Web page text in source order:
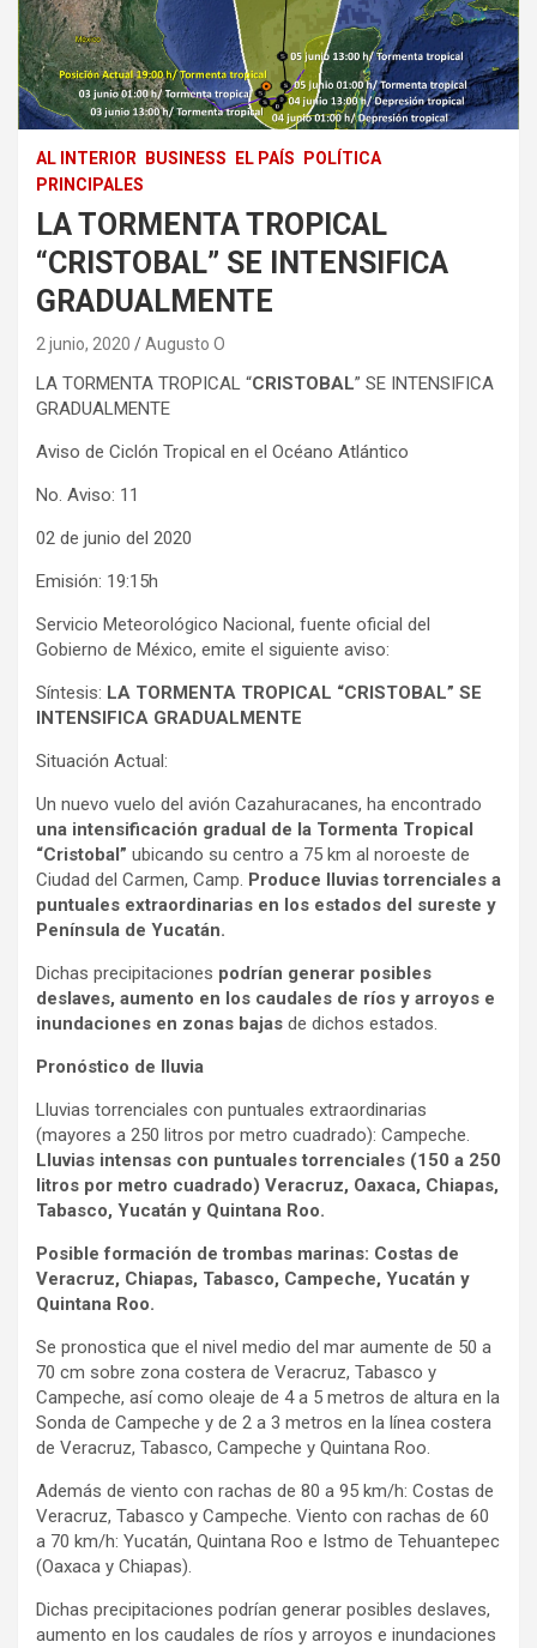
AL INTERIOR BUSINESS EL PAÍS
POLÍTICA
PRINCIPALES
LA TORMENTA TROPICAL
“CRISTOBAL” SE INTENSIFICA
GRADUALMENTE
2 junio, 2020 Augusto O
LA TORMENTA TROPICAL “CRISTOBAL” SE INTENSIFICA
GRADUALMENTE
Aviso de Ciclón Tropical en el Océano Atlántico
No. Aviso: 11
02 de junio del 2020
Emisión: 19:15h
Servicio Meteorológico Nacional, fuente oficial del
Gobierno de México, emite el siguiente aviso:
Síntesis: LA TORMENTA TROPICAL “CRISTOBAL” SE
INTENSIFICA GRADUALMENTE
Situación Actual:
Un nuevo vuelo del avión Cazahuracanes, ha encontrado
una intensificación gradual de la Tormenta Tropical
“Cristobal” ubicando su centro a 75 km al noroeste de
Ciudad del Carmen, Camp. Produce lluvias torrenciales a
puntuales extraordinarias en los estados del sureste y
Península de Yucatán.
Dichas precipitaciones podrían generar posibles
deslaves, aumento en los caudales de ríos y arroyos e
inundaciones en zonas bajas de dichos estados.
Pronóstico de lluvia
Lluvias torrenciales con puntuales extraordinarias
(mayores a 250 litros por metro cuadrado): Campeche.
Lluvias intensas con puntuales torrenciales (150 a 250
litros por metro cuadrado) Veracruz, Oaxaca, Chiapas,
Tabasco, Yucatán y Quintana Roo.
Posible formación de trombas marinas: Costas de
Veracruz, Chiapas, Tabasco, Campeche, Yucatán y
Quintana Roo.
Se pronostica que el nivel medio del mar aumente de 50 a
70 cm sobre zona costera de Veracruz, Tabasco y
Campeche, así como oleaje de 4 a 5 metros de altura en la
Sonda de Campeche y de 2 a 3 metros en la línea costera
de Veracruz, Tabasco, Campeche y Quintana Roo.
Además de viento con rachas de 80 a 95 km/h: Costas de
Veracruz, Tabasco y Campeche. Viento con rachas de 60
a 70 km/h: Yucatán, Quintana Roo e Istmo de Tehuantepec
(Oaxaca y Chiapas).
Dichas precipitaciones podrían generar posibles deslaves,
aumento en los caudales de ríos y arroyos e inundaciones